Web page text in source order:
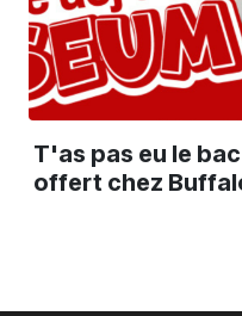
T'as pas eu le
offert chez